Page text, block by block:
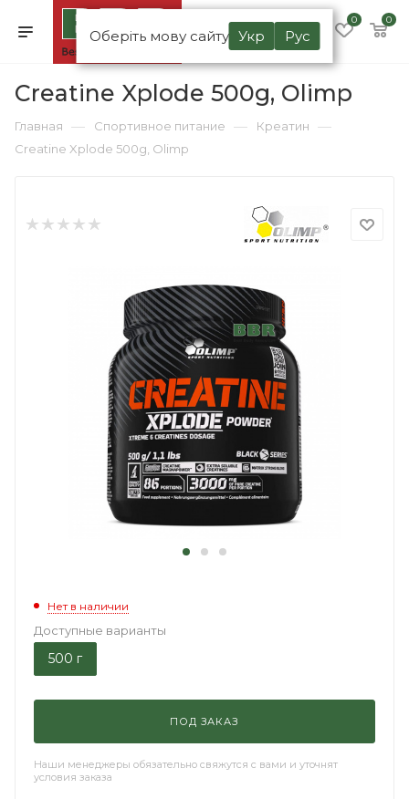
Оберіть мову сайту Укр Рус
0 0
Creatine Xplode 500g, Olimp
Главная — Спортивное питание — Креатин —
Creatine Xplode 500g, Olimp
Нет в наличии
Доступные варианты
500 г
ПОД ЗАКАЗ
Наши менеджеры обязательно свяжутся с вами и уточнят
условия заказа